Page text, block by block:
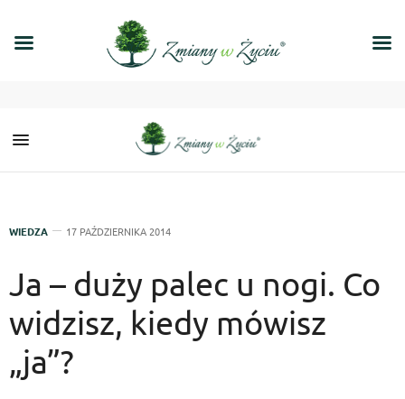
WIEDZA 17 PAŹDZIERNIKA 2014
Ja – duży palec u nogi. Co
widzisz, kiedy mówisz
„ja”?